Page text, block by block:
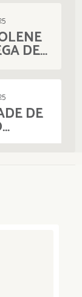
DE
DE
VICE-